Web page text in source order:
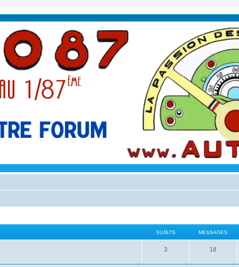
SUJETS MESSAGES
3 18